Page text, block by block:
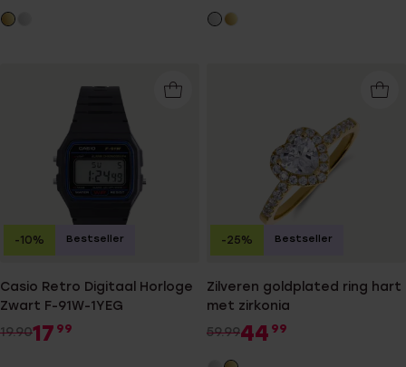
Casio Retro Digitaal Horloge
Zwart F-91W-1YEG
19.9017 99
-10% Bestseller
Zilveren goldplated ring hart
met zirkonia
59.9944 99
-25% Bestseller